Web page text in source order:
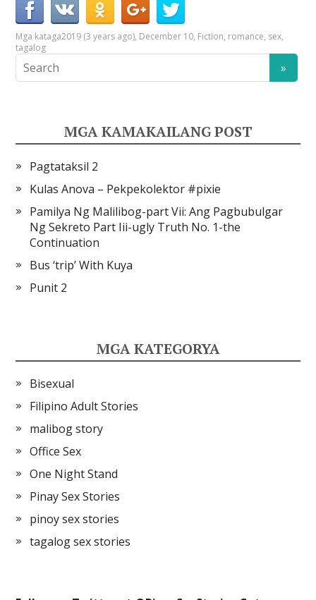
Mga kataga2019 (3 years ago), December 10, Fiction, romance, sex,
tagalog
MGA KAMAKAILANG POST
Pagtataksil 2
Kulas Anova – Pekpekolektor #pixie
Pamilya Ng Malilibog-part Vii: Ang Pagbubulgar
Ng Sekreto Part Iii-ugly Truth No. 1-the
Continuation
Bus ‘trip’ With Kuya
Punit 2
MGA KATEGORYA
Bisexual
Filipino Adult Stories
malibog story
Office Sex
One Night Stand
Pinay Sex Stories
pinoy sex stories
tagalog sex stories